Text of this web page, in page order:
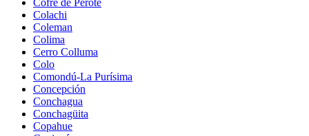
Colachi
Coleman
Colima
Cerro Colluma
Colo
Comondú-La Purísima
Concepción
Conchagua
Conchagüita
Copahue